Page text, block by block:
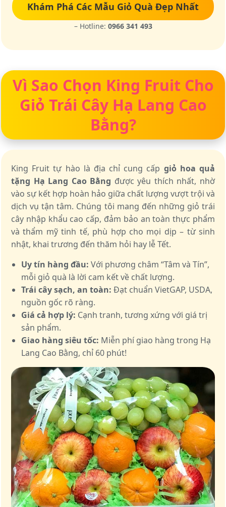
Khám Phá Các Mẫu Giỏ Quà Đẹp Nhất
– Hotline: 0966 341 493
Vì Sao Chọn King Fruit Cho
Giỏ Trái Cây Hạ Lang Cao
Bằng?
King Fruit tự hào là địa chỉ cung cấp giỏ hoa quả
tặng Hạ Lang Cao Bằng được yêu thích nhất, nhờ
vào sự kết hợp hoàn hảo giữa chất lượng vượt trội và
dịch vụ tận tâm. Chúng tôi mang đến những giỏ trái
cây nhập khẩu cao cấp, đảm bảo an toàn thực phẩm
và thẩm mỹ tinh tế, phù hợp cho mọi dịp – từ sinh
nhật, khai trương đến thăm hỏi hay lễ Tết.
Uy tín hàng đầu: Với phương châm “Tâm và Tín”,
mỗi giỏ quà là lời cam kết về chất lượng.
Trái cây sạch, an toàn: Đạt chuẩn VietGAP, USDA,
nguồn gốc rõ ràng.
Giá cả hợp lý: Cạnh tranh, tương xứng với giá trị
sản phẩm.
Giao hàng siêu tốc: Miễn phí giao hàng trong Hạ
Lang Cao Bằng, chỉ 60 phút!